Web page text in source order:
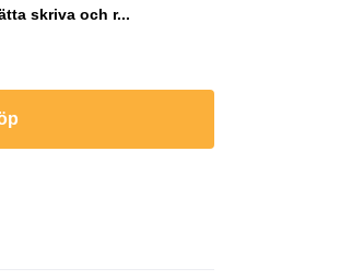
skriva och r...